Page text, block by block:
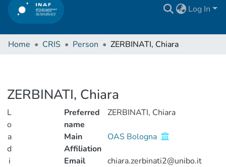
Log In
Home CRIS Person ZERBINATI, Chiara
ZERBINATI, Chiara
L
o
a
d
i
Preferred
name
ZERBINATI, Chiara
Main
Affiliation
OAS Bologna
Email
chiara.zerbinati2@unibo.it